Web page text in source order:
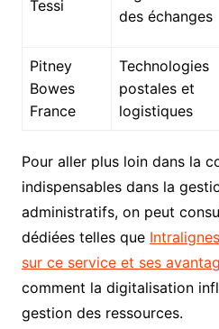
Tessi
des échanges
Pitney
Bowes
France
Technologies
postales et
logistiques
Pour aller plus loin dans la
indispensables dans la
administratifs, on peut
dédiées telles que
sur ce service et ses
comment la digitalisation
gestion des ressources.